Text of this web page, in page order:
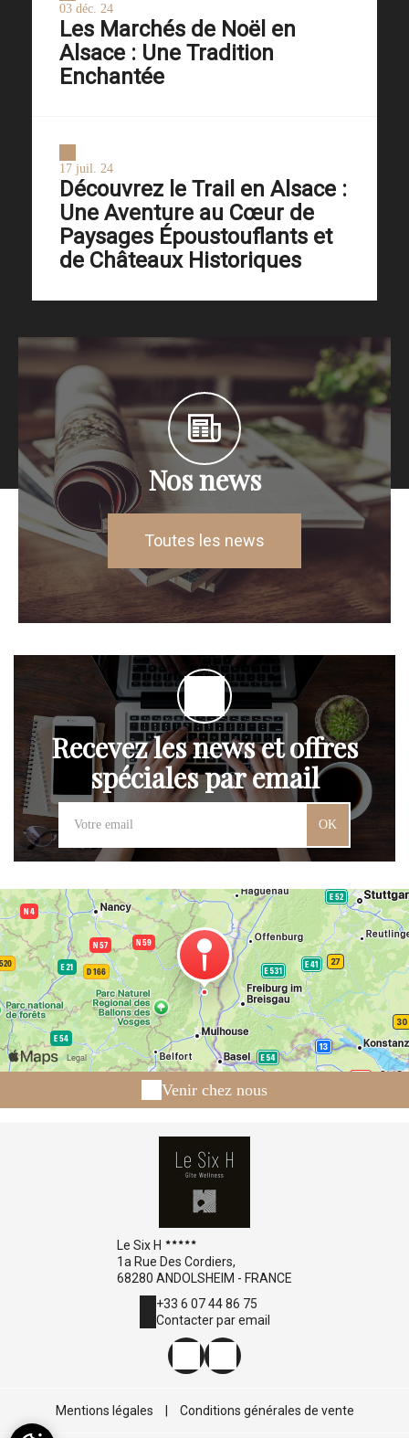
03 déc. 24
Les Marchés de Noël en
Alsace : Une Tradition
Enchantée
17 juil. 24
Découvrez le Trail en Alsace :
Une Aventure au Cœur de
Paysages Époustouflants et
de Châteaux Historiques
Nos news
Toutes les news
Recevez les news et offres
spéciales par email
OK
Venir chez nous
Le Six H
1a Rue Des Cordiers,
68280 ANDOLSHEIM - FRANCE
+33 6 07 44 86 75
Contacter par email
Mentions légales Conditions générales de vente